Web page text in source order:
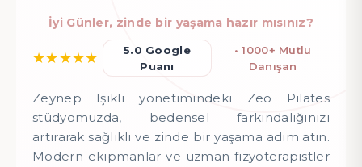
İyi Günler, zinde bir yaşama hazır mısınız?
★★★★★
5.0 Google
Puanı
• 1000+ Mutlu
Danışan
Zeynep Işıklı yönetimindeki Zeo Pilates
stüdyomuzda, bedensel farkındalığınızı
artırarak sağlıklı ve zinde bir yaşama adım atın.
Modern ekipmanlar ve uzman fizyoterapistler